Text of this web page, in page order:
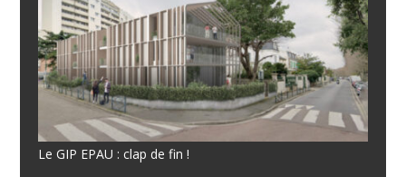
Le GIP EPAU : clap de fin !